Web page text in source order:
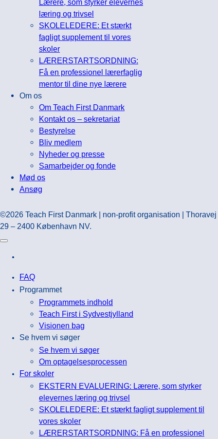
Lærere, som styrker elevernes
læring og trivsel
SKOLELEDERE: Et stærkt
fagligt supplement til vores
skoler
LÆRERSTARTSORDNING:
Få en professionel lærerfaglig
mentor til dine nye lærere
Om os
Om Teach First Danmark
Kontakt os – sekretariat
Bestyrelse
Bliv medlem
Nyheder og presse
Samarbejder og fonde
Mød os
Ansøg
©2026 Teach First Danmark | non-profit organisation | Thoravej
29 – 2400 København NV.
FAQ
Programmet
Programmets indhold
Teach First i Sydvestjylland
Visionen bag
Se hvem vi søger
Se hvem vi søger
Om optagelsesprocessen
For skoler
EKSTERN EVALUERING: Lærere, som styrker
elevernes læring og trivsel
SKOLELEDERE: Et stærkt fagligt supplement til
vores skoler
LÆRERSTARTSORDNING: Få en professionel